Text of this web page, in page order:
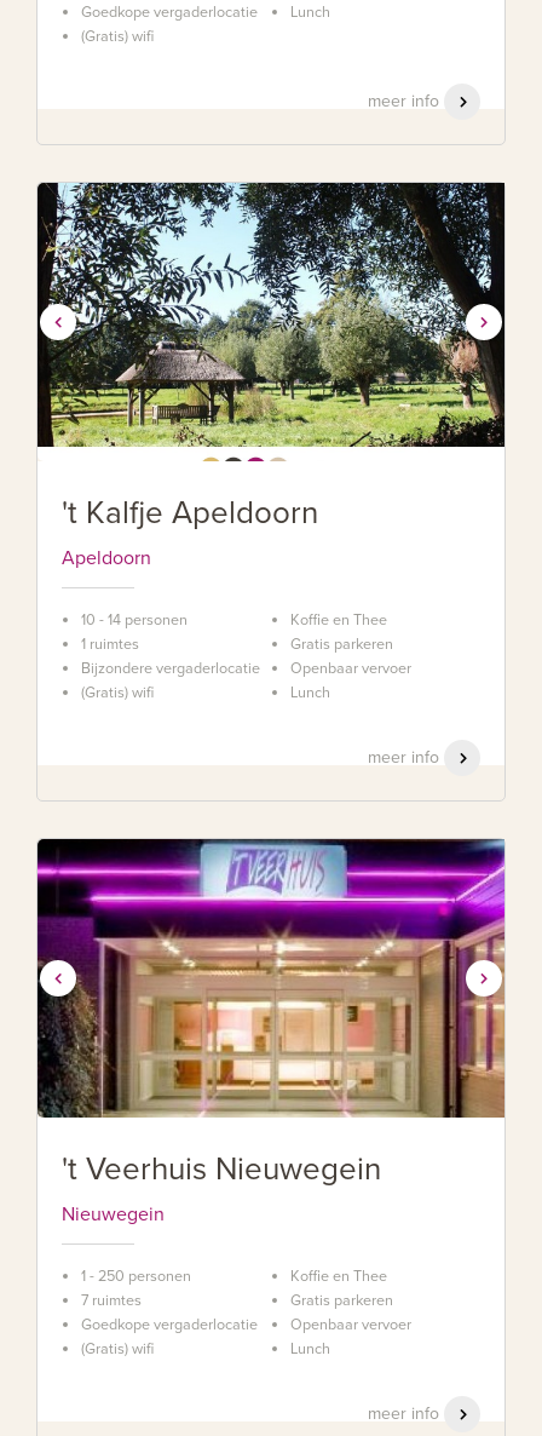
Goedkope vergaderlocatie
(Gratis) wifi
Lunch
meer info
't Kalfje Apeldoorn
Apeldoorn
10 - 14 personen
1 ruimtes
Bijzondere vergaderlocatie
(Gratis) wifi
Koffie en Thee
Gratis parkeren
Openbaar vervoer
Lunch
meer info
't Veerhuis Nieuwegein
Nieuwegein
1 - 250 personen
7 ruimtes
Goedkope vergaderlocatie
(Gratis) wifi
Koffie en Thee
Gratis parkeren
Openbaar vervoer
Lunch
meer info